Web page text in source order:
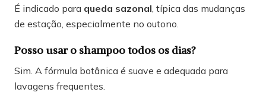
É indicado para queda sazonal, típica das mudanças
de estação, especialmente no outono.
Posso usar o shampoo todos os dias?
Sim. A fórmula botânica é suave e adequada para
lavagens frequentes.